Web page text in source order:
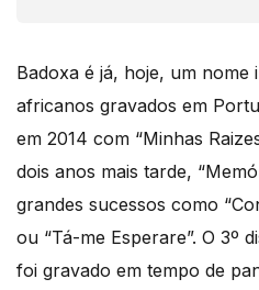
Badoxa é já, hoje, um
africanos gravados em
em 2014 com “Minhas
dois anos mais tarde,
grandes sucessos como
ou “Tá-me Esperare”. O 3º
foi gravado em tempo de